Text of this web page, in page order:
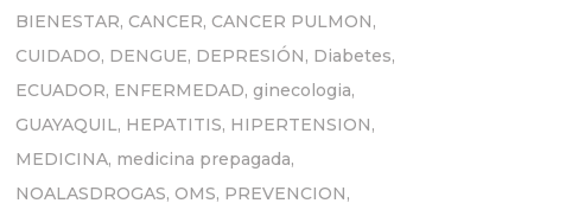
BIENESTAR CANCER CANCER PULMON
CUIDADO DENGUE DEPRESIÓN Diabetes
ECUADOR ENFERMEDAD ginecologia
GUAYAQUIL HEPATITIS HIPERTENSION
MEDICINA medicina prepagada
NOALASDROGAS OMS PREVENCION